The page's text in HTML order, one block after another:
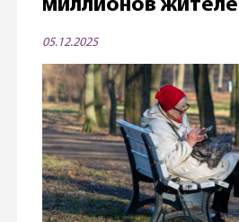
миллионов
05.12.2025